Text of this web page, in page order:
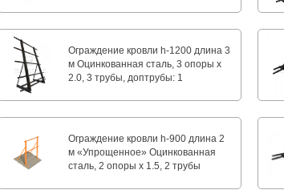
Ограждение кровли h-1200 длина 3
м Оцинкованная сталь, 3 опоры х
2.0, 3 трубы, доптрубы: 1
Ограждение кровли h-900 длина 2
м «Упрощенное» Оцинкованная
сталь, 2 опоры х 1.5, 2 трубы